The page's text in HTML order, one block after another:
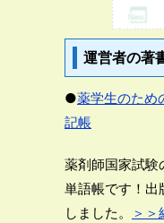
運営者の著
●薬学生のため
記帳
薬剤師国家試験
単語帳です！出
しました。
＞＞